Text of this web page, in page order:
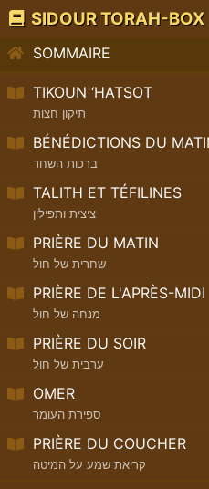
SIDOUR TORAH-BOX
SOMMAIRE
TIKOUN ‘HATSOT
תיקון חצות
BÉNÉDICTIONS DU
ברכות השחר
TALITH ET TÉFILINES
ציצית ותפילין
PRIÈRE DU MATIN
שחרית של חול
PRIÈRE DE L'APRÈS-MIDI
מנחה של חול
PRIÈRE DU SOIR
ערבית של חול
OMER
ספירת העומר
PRIÈRE DU COUCHER
קריאת שמע על המיטה